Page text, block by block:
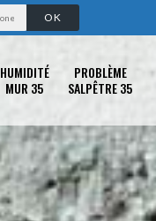
HUMIDITÉ
MUR 35
PROBLÈME
SALPÊTRE 35